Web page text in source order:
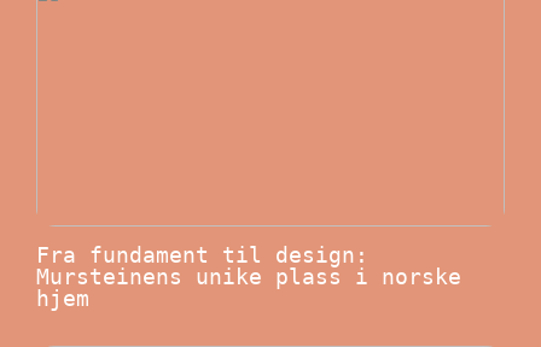
Fra fundament til design:
Mursteinens unike plass i norske
hjem